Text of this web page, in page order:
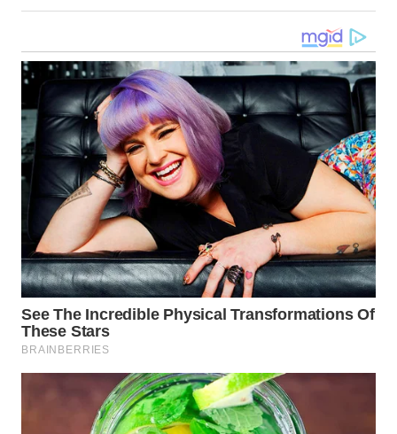
WN
WN
KALBAR
WN
KALTENG
WN
KALTARA
WN
KALSEL
WN
KALTIM